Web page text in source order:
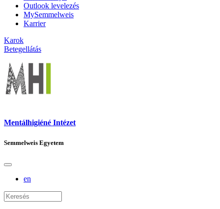
Outlook levelezés
MySemmelweis
Karrier
Karok
Betegellátás
Mentálhigiéné Intézet
Semmelweis Egyetem
en